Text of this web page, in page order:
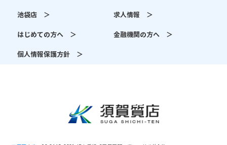
池袋店 ＞ 求人情報 ＞
はじめての方へ ＞ 金融機関の方へ ＞
個人情報保護方針 ＞